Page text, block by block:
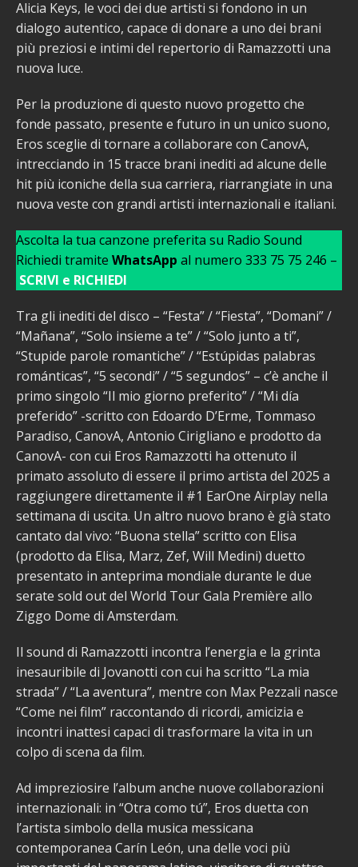
Alicia Keys, le voci dei due artisti si fondono in un
dialogo autentico, capace di donare a uno dei brani
più preziosi e intimi del repertorio di Ramazzotti una
nuova luce.
Per la produzione di questo nuovo progetto che
fonde passato, presente e futuro in un unico suono,
Eros sceglie di tornare a collaborare con CanovA,
intrecciando in 15 tracce brani inediti ad alcune delle
hit più iconiche della sua carriera, riarrangiate in una
nuova veste con grandi artisti internazionali e italiani.
Ascolta la tua canzone preferita su Radio Sound
Richiedi tramite WhatsApp al numero 333 75 75 246 –
SCRIVI e RICHIEDI
Tra gli inediti del disco – “Festa” / “Fiesta”, “Domani” /
“Mañana”, “Solo insieme a te” / “Solo junto a ti”,
“Stupide parole romantiche” / “Estúpidas palabras
románticas”, “5 secondi” / “5 segundos” – c’è anche il
primo singolo “Il mio giorno preferito” / “Mi día
preferido” -scritto con Edoardo D’Erme, Tommaso
Paradiso, CanovA, Antonio Cirigliano e prodotto da
CanovA- con cui Eros Ramazzotti ha ottenuto il
primato assoluto di essere il primo artista del 2025 a
raggiungere direttamente il #1 EarOne Airplay nella
settimana di uscita. Un altro nuovo brano è già stato
cantato dal vivo: “Buona stella” scritto con Elisa
(prodotto da Elisa, Marz, Zef, Will Medini) duetto
presentato in anteprima mondiale durante le due
serate sold out del World Tour Gala Première allo
Ziggo Dome di Amsterdam.
Il sound di Ramazzotti incontra l’energia e la grinta
inesauribile di Jovanotti con cui ha scritto “La mia
strada” / “La aventura”, mentre con Max Pezzali nasce
“Come nei film” raccontando di ricordi, amicizia e
incontri inattesi capaci di trasformare la vita in un
colpo di scena da film.
Ad impreziosire l’album anche nuove collaborazioni
internazionali: in “Otra como tú”, Eros duetta con
l’artista simbolo della musica messicana
contemporanea Carín León, una delle voci più